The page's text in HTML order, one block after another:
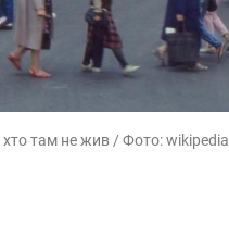
хто там не жив / Фото: wikipedia